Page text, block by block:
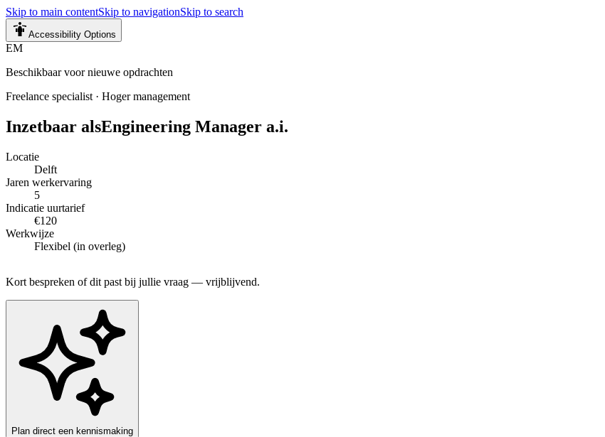
Skip to main contentSkip to navigationSkip to search
Accessibility Options
EM
Beschikbaar voor nieuwe opdrachten
Freelance specialist · Hoger management
Inzetbaar alsEngineering Manager a.i.
Locatie
Delft
Jaren werkervaring
5
Indicatie uurtarief
€120
Werkwijze
Flexibel (in overleg)
Kort bespreken of dit past bij jullie vraag — vrijblijvend.
Plan direct een kennismaking